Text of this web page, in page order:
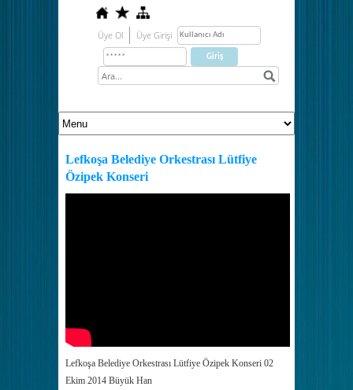
Üye Ol Üye Girişi
Lefkoşa Belediye Orkestrası Lütfiye
Özipek Konseri
Lefkoşa Belediye Orkestrası Lütfiye Özipek Konseri 02
Ekim 2014 Büyük Han